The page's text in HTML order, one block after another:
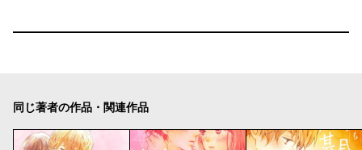
同じ著者の作品・関連作品